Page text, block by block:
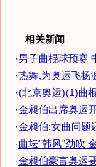
相关新闻
·男子曲棍球预赛
·热舞,为奥运飞扬
·(北京奥运)(1)曲
·金昶伯出席奥运
·金昶伯:女曲问题
·曲坛"韩风"劲吹
·金昶伯豪言奥运